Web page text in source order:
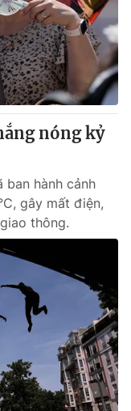
nóng kỷ
ban hành cảnh
gây mất điện,
thông.